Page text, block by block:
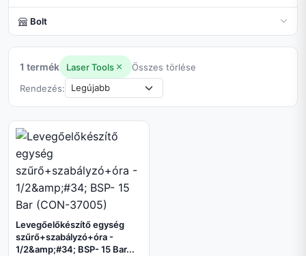
Bolt
1 termék Laser Tools
Összes törlése
Rendezés:
Levegőelőkészítő egység
szűrő+szabályzó+óra -
1/2&amp;#34; BSP- 15 Bar...